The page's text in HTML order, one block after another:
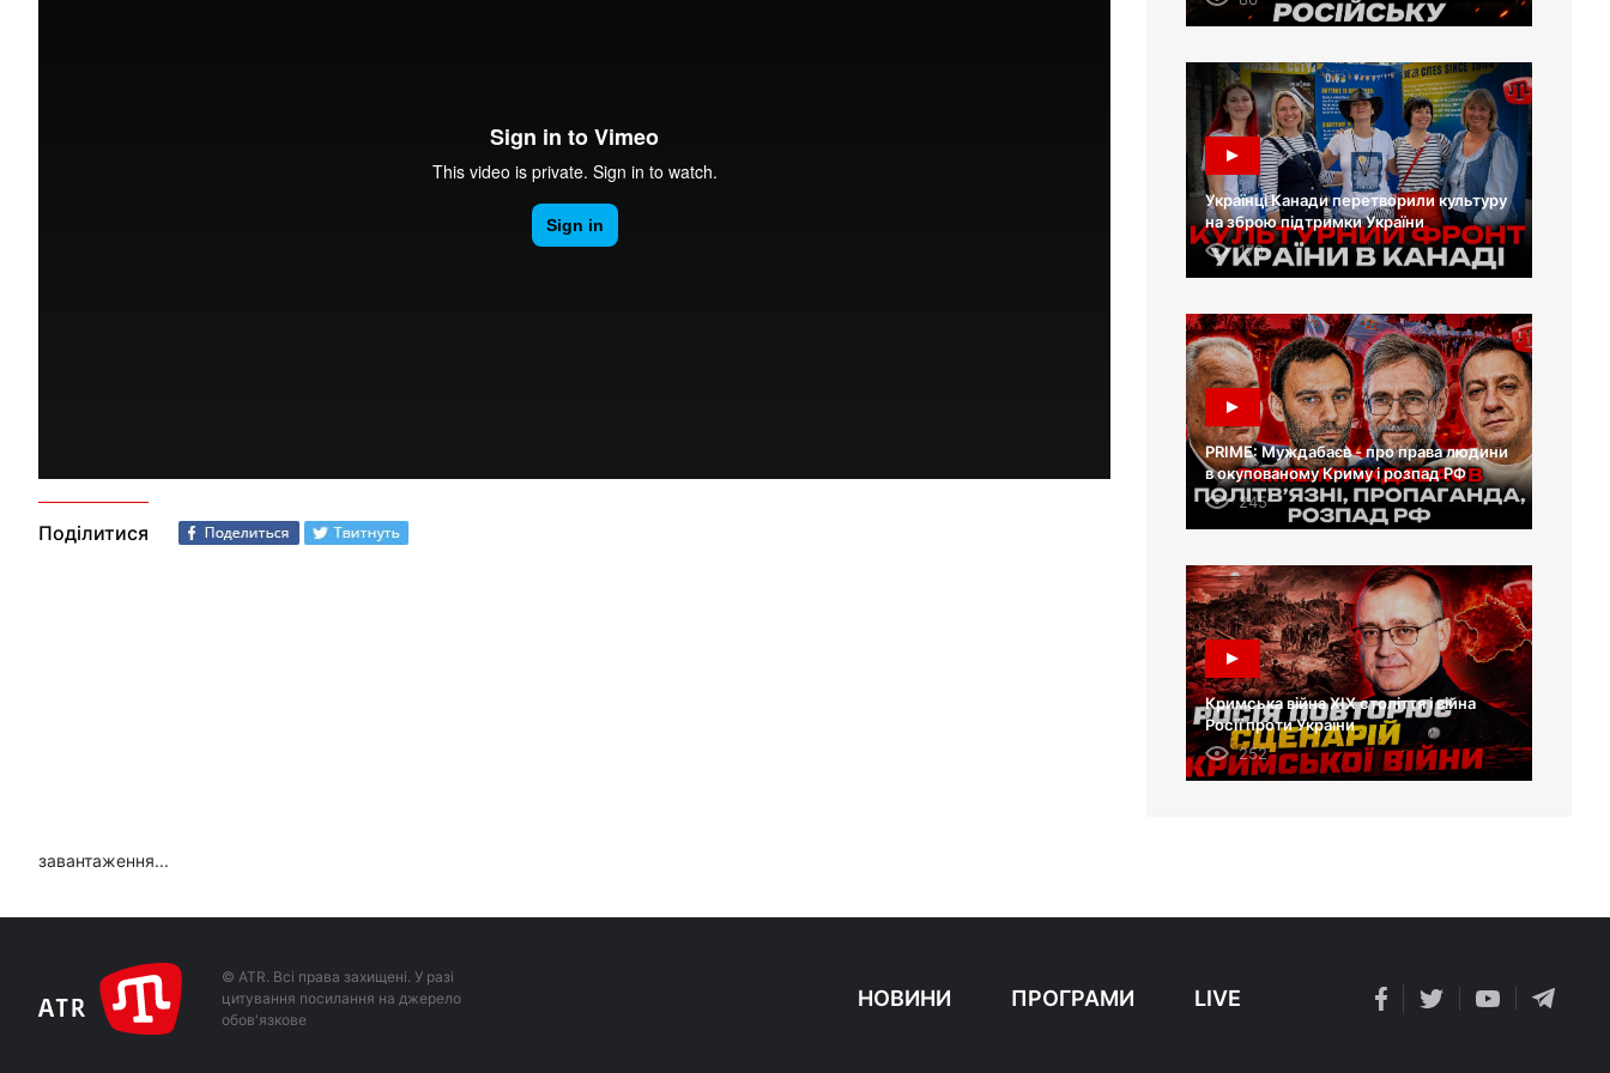
Поділитися
Українці Канади перетворили культуру
на зброю підтримки України
170
PRIME: Муждабаєв - про права людини
в окупованому Криму і розпад РФ
245
Кримська війна XIX століття і війна
Росії проти України
252
завантаження...
© ATR. Всі права захищені. У разі
цитування посилання на джерело
обов'язкове
НОВИНИ ПРОГРАМИ LIVE